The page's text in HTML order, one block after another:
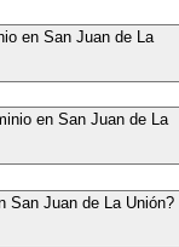
en San Juan de La
en San Juan de La
San Juan de La Unión?